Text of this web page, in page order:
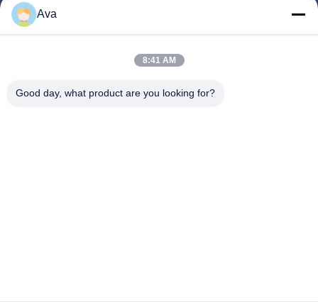
Produk
Video
Tur Pabrik
Ava
8:41 AM
Good day, what product are you looking for?